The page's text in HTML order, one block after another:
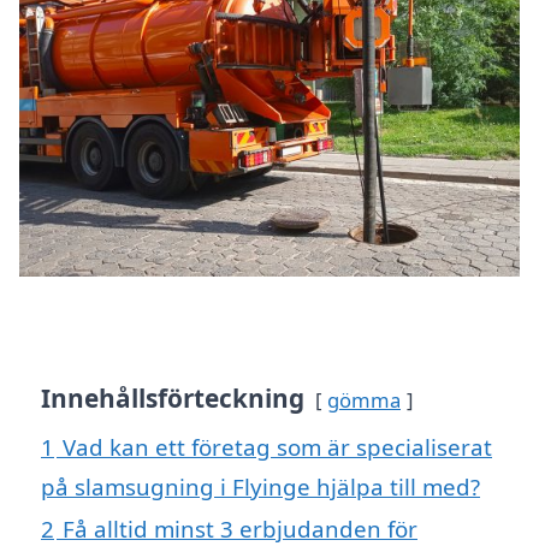
Innehållsförteckning gömma
1 Vad kan ett företag som är specialiserat
på slamsugning i Flyinge hjälpa till med?
2 Få alltid minst 3 erbjudanden för